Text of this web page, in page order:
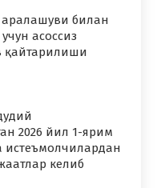
аралашуви билан
асоссиз
қайтарилиши
2026 йил 1-ярим
келиб